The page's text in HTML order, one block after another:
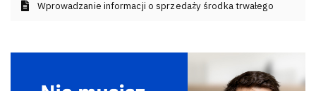
Wprowadzanie informacji o sprzedaży środka trwałego